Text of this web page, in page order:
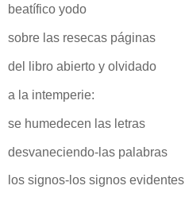
beatífico yodo
sobre las resecas páginas
del libro abierto y olvidado
a la intemperie:
se humedecen las letras
desvaneciendo-las palabras
los signos-los signos evidentes